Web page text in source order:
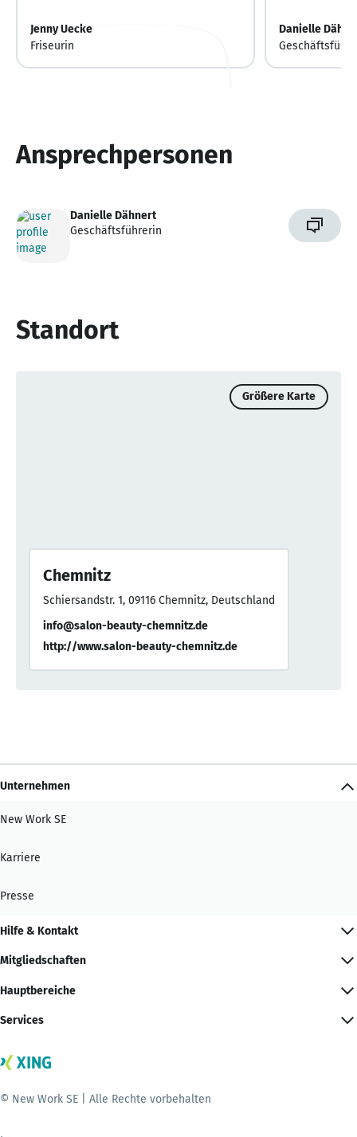
Jenny Uecke
Friseurin
Danielle
Ansprechpersonen
Danielle Dähnert
Geschäftsführerin
Standort
Größere Karte
Chemnitz
Schiersandstr. 1, 09116 Chemnitz, Deutschland
info@salon-beauty-chemnitz.de
http://www.salon-beauty-chemnitz.de
Unternehmen
New Work SE
Karriere
Presse
Hilfe & Kontakt
Mitgliedschaften
Hauptbereiche
Services
© New Work SE | Alle Rechte vorbehalten